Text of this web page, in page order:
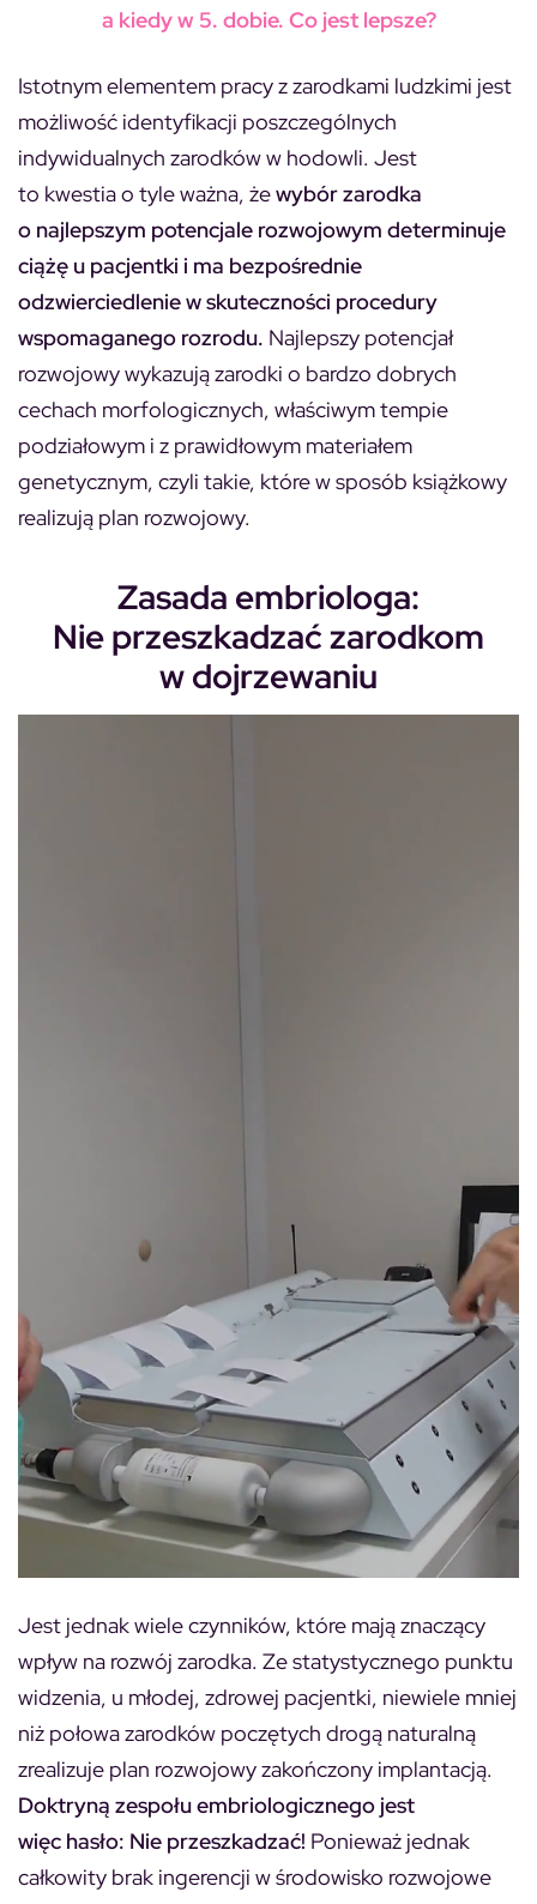
a kiedy w 5. dobie. Co jest lepsze?
Istotnym elementem pracy z zarodkami ludzkimi jest
możliwość identyfikacji poszczególnych
indywidualnych zarodków w hodowli. Jest
to kwestia o tyle ważna, żewybór zarodka
o najlepszym potencjale rozwojowym determinuje
ciążę u pacjentki i ma bezpośrednie
odzwierciedlenie w skuteczności procedury
wspomaganego rozrodu. Najlepszy potencjał
rozwojowy wykazują zarodki o bardzo dobrych
cechach morfologicznych, właściwym tempie
podziałowym i z prawidłowym materiałem
genetycznym, czyli takie, które w sposób książkowy
realizują plan rozwojowy.
Zasada embriologa:
Nie przeszkadzać zarodkom
w dojrzewaniu
Jest jednak wiele czynników, które mają znaczący
wpływ na rozwój zarodka. Ze statystycznego punktu
widzenia, u młodej, zdrowej pacjentki, niewiele mniej
niż połowa zarodków poczętych drogą naturalną
zrealizuje plan rozwojowy zakończony implantacją.
Doktryną zespołu embriologicznego jest
więc hasło: Nie przeszkadzać! Ponieważ jednak
całkowity brak ingerencji w środowisko rozwojowe